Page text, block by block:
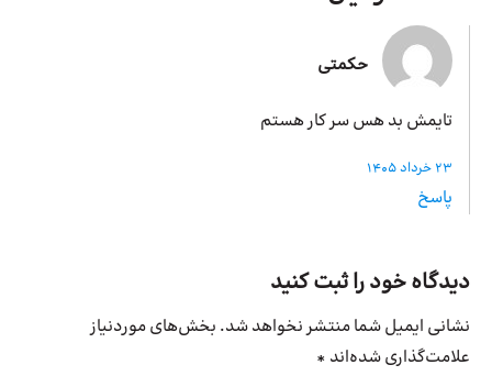
حکمتی
تایمش بد هس سر کار هستم
23 خرداد 1405
پاسخ
دیدگاه خود را ثبت کنید
نشانی ایمیل شما منتشر نخواهد شد. بخش‌های موردنیاز
علامت‌گذاری شده‌اند *